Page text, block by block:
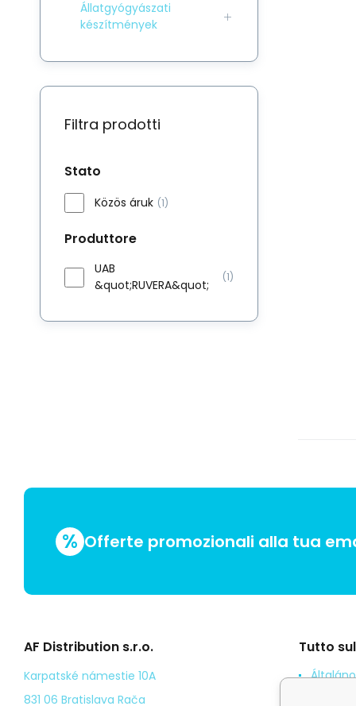
Állatgyógyászati
készítmények
Filtra prodotti
Stato
Közös áruk (1)
Produttore
UAB
&quot;RUVERA&quot;
(1)
% Offerte promozionali alla tua
AF Distribution s.r.o.
Karpatské námestie 10A
831 06 Bratislava Rača
Tutto